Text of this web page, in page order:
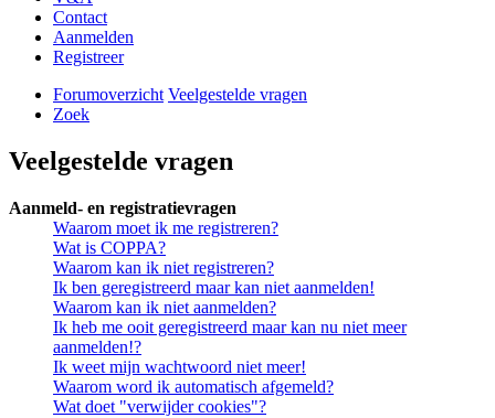
Contact
Aanmelden
Registreer
Forumoverzicht Veelgestelde vragen
Zoek
Veelgestelde vragen
Aanmeld- en registratievragen
Waarom moet ik me registreren?
Wat is COPPA?
Waarom kan ik niet registreren?
Ik ben geregistreerd maar kan niet aanmelden!
Waarom kan ik niet aanmelden?
Ik heb me ooit geregistreerd maar kan nu niet meer
aanmelden!?
Ik weet mijn wachtwoord niet meer!
Waarom word ik automatisch afgemeld?
Wat doet "verwijder cookies"?